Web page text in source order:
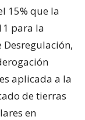
15% que la
para la
aplicada a la
de tierras
en